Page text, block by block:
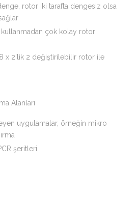
rotor iki tarafta dengesiz olsa
kullanmadan çok kolay rotor
x 2’lik 2 değiştirilebilir rotor ile
Alanları
uygulamalar, örneğin mikro
şeritleri